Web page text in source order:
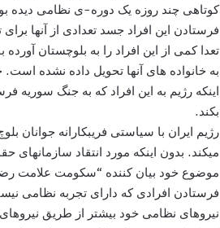
کوتاهی چند روزه یک دوره-ی نظامی دیده
فرستادن این افراد جسد تعدادی از آنها
تعدا کمی از این افراد را به بلوچستان
به خانواده های آنها تحویل داده نشده
اینکه رژیم به این افراد که به جنگ سوریه
بکند.
رژیم ایران با سیاستی فریبکارانه جوانان
میکند. بدون اینکه مورد انتقاد
موضوع خود بيان کننده “سکومت علامت
فرستادن افرادی که دارای تجربه نظامی
نیروهای نظامی خود بیشتر از طریق